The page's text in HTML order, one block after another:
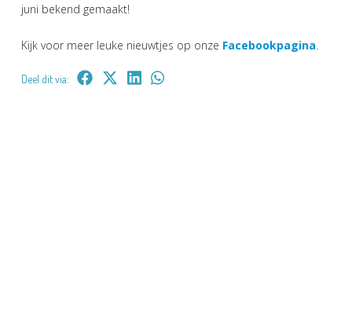
juni bekend gemaakt!
Kijk voor meer leuke nieuwtjes op onze Facebookpagina
Deel dit via: